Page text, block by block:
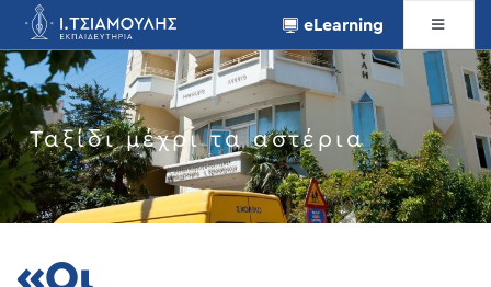
eLearning
Ταξίδι μέχρι τα αστέρια
«Οι